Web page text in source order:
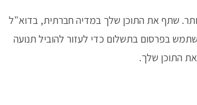
שתף את התוכן שלך במדיה חברתית, בדוא"ל
בפרסום בתשלום כדי לעזור להוביל תנועה
התוכן שלך.